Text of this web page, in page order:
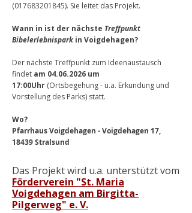
(017683201845). Sie leitet das Projekt.
Wann in ist der nächste Treffpunkt
Bibelerlebnispark in Voigdehagen?
Der nächste Treffpunkt zum Ideenaustausch
findet am 04.06.2026 um
17:00Uhr (Ortsbegehung - u.a. Erkundung und
Vorstellung des Parks) statt.
Wo?
Pfarrhaus Voigdehagen - Voigdehagen 17,
18439 Stralsund
Das Projekt wird u.a. unterstützt vom
Förderverein "St. Maria
Voigdehagen am Birgitta-
Pilgerweg" e. V.